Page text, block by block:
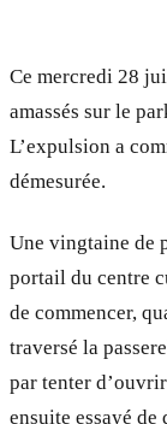
Ce mercredi 28
amassés sur le
L’expulsion a
démesurée.
Une vingtaine de
portail du centre
de commencer,
traversé la
par tenter
ensuite essayé de